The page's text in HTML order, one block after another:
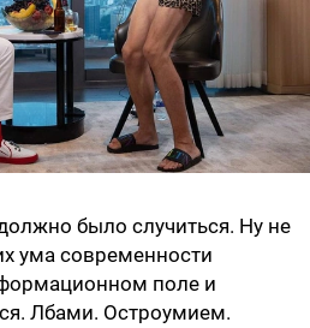
было случиться. Ну не
ума современности
поле и
Лбами. Остроумием.